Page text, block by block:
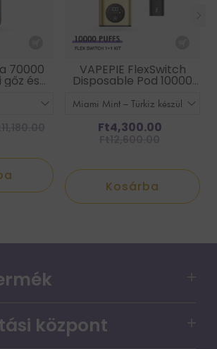
70000
gőz és
VAPEPIE FlexSwitch
Disposable Pod 10000
PUFFS Kit Value Pack
Ft4,300.00
Kosárba
PUFFS
PUFFS
központ